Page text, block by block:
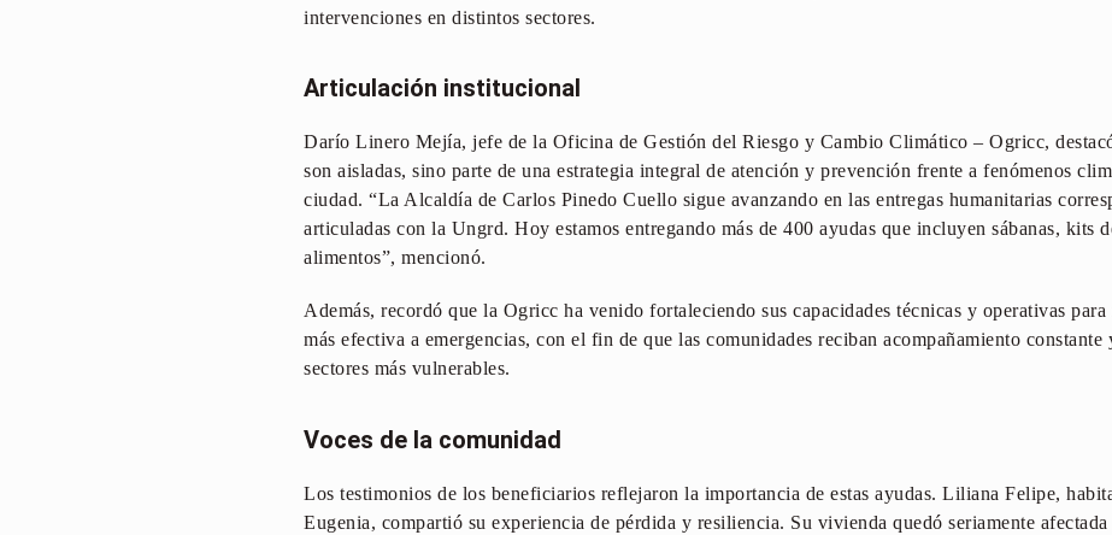
intervenciones en distintos sectores.
Articulación institucional
Darío Linero Mejía, jefe de la Oficina de Gestión del Riesgo y Cambio Climático – Ogricc,
son aisladas, sino parte de una estrategia integral de atención y prevención frente a fenómenos
ciudad. “La Alcaldía de Carlos Pinedo Cuello sigue avanzando en las entregas humanitarias
articuladas con la Ungrd. Hoy estamos entregando más de 400 ayudas que incluyen sábanas, kits
alimentos”, mencionó.
Además, recordó que la Ogricc ha venido fortaleciendo sus capacidades técnicas y operativas para
más efectiva a emergencias, con el fin de que las comunidades reciban acompañamiento
sectores más vulnerables.
Voces de la comunidad
Los testimonios de los beneficiarios reflejaron la importancia de estas ayudas. Liliana Felipe,
Eugenia, compartió su experiencia de pérdida y resiliencia. Su vivienda quedó seriamente